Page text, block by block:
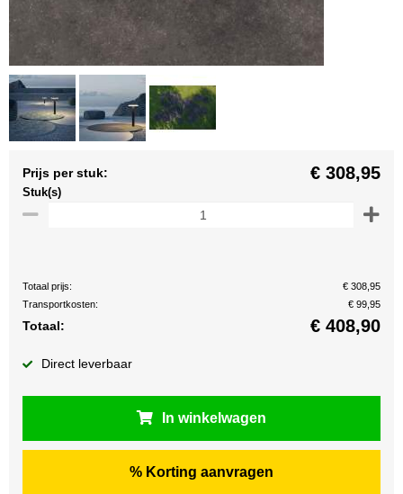
Prijs per stuk: € 308,95
Stuk(s)
Totaal prijs:
€ 308,95
Transportkosten:
€ 99,95
Totaal: € 408,90
Direct leverbaar
In winkelwagen
% Korting aanvragen